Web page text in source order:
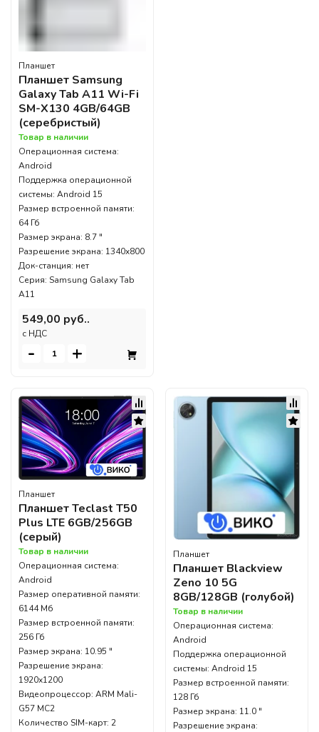
Планшет
Планшет Samsung
Galaxy Tab A11 Wi-Fi
SM-X130 4GB/64GB
(серебристый)
Товар в наличии
Операционная система:
Android
Поддержка операционной
системы: Android 15
Размер встроенной памяти:
64 Гб
Размер экрана: 8.7 "
Разрешение экрана: 1340x800
Док-станция: нет
Серия: Samsung Galaxy Tab
A11
549,00 руб..
c НДС
- +
Планшет
Планшет Teclast T50
Plus LTE 6GB/256GB
(серый)
Товар в наличии
Операционная система:
Android
Размер оперативной памяти:
6144 Мб
Размер встроенной памяти:
256 Гб
Размер экрана: 10.95 "
Разрешение экрана:
1920x1200
Видеопроцессор: ARM Mali-
G57 MC2
Количество SIM-карт: 2
Планшет
Планшет Blackview
Zeno 10 5G
8GB/128GB (голубой)
Товар в наличии
Операционная система:
Android
Поддержка операционной
системы: Android 15
Размер встроенной памяти:
128 Гб
Размер экрана: 11.0 "
Разрешение экрана: